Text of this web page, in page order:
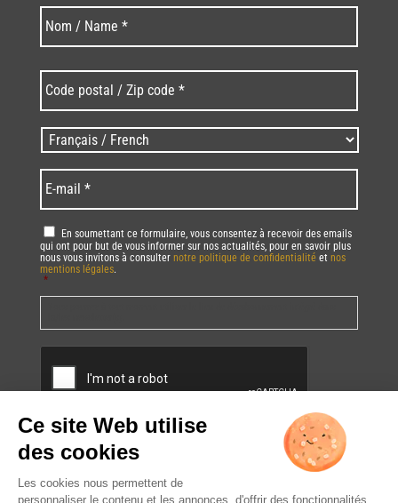
Nom * Nom
postal
/
Zip
code
* *
Langues
/
Language *
mail *
RGPD *
En soumettant ce formulaire, vous consentez à recevoir des emails
qui ont pour but de vous informer sur nos actualités, pour en savoir plus
nous vous invitons à consulter notre politique de confidentialité et nos
mentions légales.
*